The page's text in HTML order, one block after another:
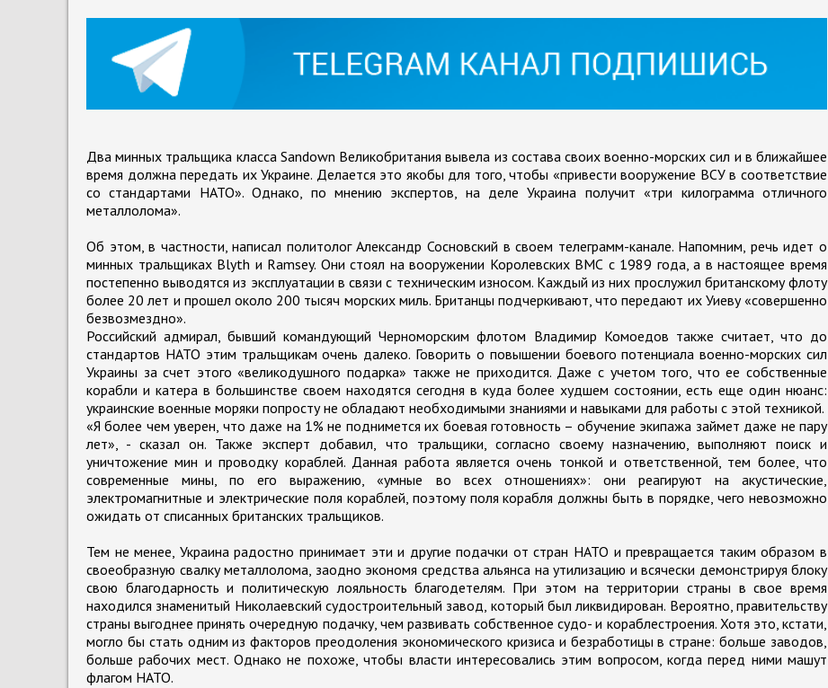
Два минных тральщика класса Sandown Великобритания вывела из состава своих военно-морских сил и в ближайшее
время должна передать их Украине. Делается это якобы для того, чтобы «привести вооружение ВСУ в соответствие
со стандартами НАТО». Однако, по мнению экспертов, на деле Украина получит «три килограмма отличного
металлолома».
Об этом, в частности, написал политолог Александр Сосновский в своем телеграмм-канале. Напомним, речь идет о
минных тральщиках Blyth и Ramsey. Они стоял на вооружении Королевских ВМС с 1989 года, а в настоящее время
постепенно выводятся из эксплуатации в связи с техническим износом. Каждый из них прослужил британскому флоту
более 20 лет и прошел около 200 тысяч морских миль. Британцы подчеркивают, что передают их Уиеву «совершенно
безвозмездно».
Российский адмирал, бывший командующий Черноморским флотом Владимир Комоедов также считает, что до
стандартов НАТО этим тральщикам очень далеко. Говорить о повышении боевого потенциала военно-морских сил
Украины за счет этого «великодушного подарка» также не приходится. Даже с учетом того, что ее собственные
корабли и катера в большинстве своем находятся сегодня в куда более худшем состоянии, есть еще один нюанс:
украинские военные моряки попросту не обладают необходимыми знаниями и навыками для работы с этой техникой.
«Я более чем уверен, что даже на 1% не поднимется их боевая готовность – обучение экипажа займет даже не пару
лет», - сказал он. Также эксперт добавил, что тральщики, согласно своему назначению, выполняют поиск и
уничтожение мин и проводку кораблей. Данная работа является очень тонкой и ответственной, тем более, что
современные мины, по его выражению, «умные во всех отношениях»: они реагируют на акустические,
электромагнитные и электрические поля кораблей, поэтому поля корабля должны быть в порядке, чего невозможно
ожидать от списанных британских тральщиков.
Тем не менее, Украина радостно принимает эти и другие подачки от стран НАТО и превращается таким образом в
своеобразную свалку металлолома, заодно экономя средства альянса на утилизацию и всячески демонстрируя блоку
свою благодарность и политическую лояльность благодетелям. При этом на территории страны в свое время
находился знаменитый Николаевский судостроительный завод, который был ликвидирован. Вероятно, правительству
страны выгоднее принять очередную подачку, чем развивать собственное судо- и кораблестроения. Хотя это, кстати,
могло бы стать одним из факторов преодоления экономического кризиса и безработицы в стране: больше заводов,
больше рабочих мест. Однако не похоже, чтобы власти интересовались этим вопросом, когда перед ними машут
флагом НАТО.